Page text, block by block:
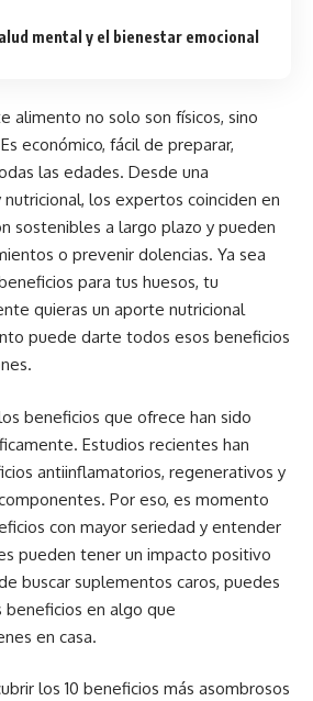
mental y el bienestar emocional
alimento no solo son físicos, sino
económico, fácil de preparar,
las edades. Desde una
los expertos coinciden en
sostenibles a largo plazo y pueden
o prevenir dolencias. Ya sea
para tus huesos, tu
quieras un aporte nutricional
puede darte todos esos beneficios
beneficios que ofrece han sido
Estudios recientes han
antiinflamatorios, regenerativos y
Por eso, es momento
con mayor seriedad y entender
pueden tener un impacto positivo
buscar suplementos caros, puedes
en algo que
en casa.
los 10 beneficios más asombrosos